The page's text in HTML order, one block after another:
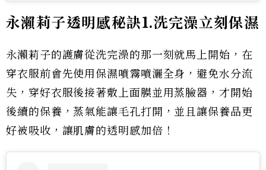
永瀨莉子透明感秘訣1.洗完澡立刻保濕
永瀨莉子的護膚從洗完澡的那一刻就馬上開始，在
穿衣服前會先使用保濕噴霧噴灑全身，避免水分流
失，穿好衣服後接著敷上面膜並用蒸臉器，才開始
後續的保養，蒸氣能讓毛孔打開，並且讓保養品更
好被吸收，讓肌膚的透明感加倍！